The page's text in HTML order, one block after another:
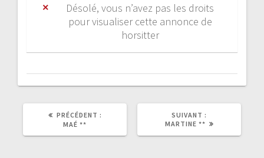
Désolé, vous n’avez pas les droits
pour visualiser cette annonce de
horsitter
PRÉCÉDENT :
MAÉ **
SUIVANT :
MARTINE **